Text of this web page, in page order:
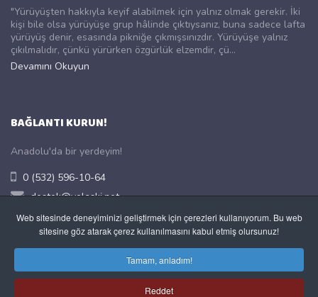
"Yürüyüşten hakkıyla keyif alabilmek için yalnız olmak gerekir. İki
kişi bile olsa yürüyüşe grup hâlinde çıktıysanız, buna sadece lafta
yürüyüş denir, esasında pikniğe çıkmışsınızdır. Yürüyüşe yalnız
çıkılmalıdır, çünkü yürürken özgürlük elzemdir, çü...
Devamını Okuyun
BAĞLANTI KURUN!
Anadolu'da bir yerdeyim!
0 (532) 596-10-64
destek@yolaski.net
https://www.yolak.tr/
Merkez, Uşak, TÜRKİYE
Size geri dönüş için lütfen GEÇERLİ bir e-posta adresi
kullanın.
Web sitesinde deneyiminizi geliştirmek için çerezleri kullanıyorum. Bu web
sitesine göz atarak çerez kullanılmasını kabul etmiş olursunuz!
Tamam, anladım!
Reddet